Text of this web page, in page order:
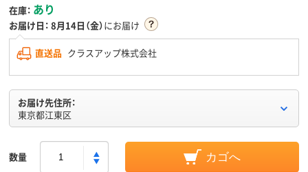
在庫： あり
お届け日： 8月14日（金）にお届け
直送品 クラスアップ株式会社
お届け先住所：
東京都江東区
数量 カゴへ